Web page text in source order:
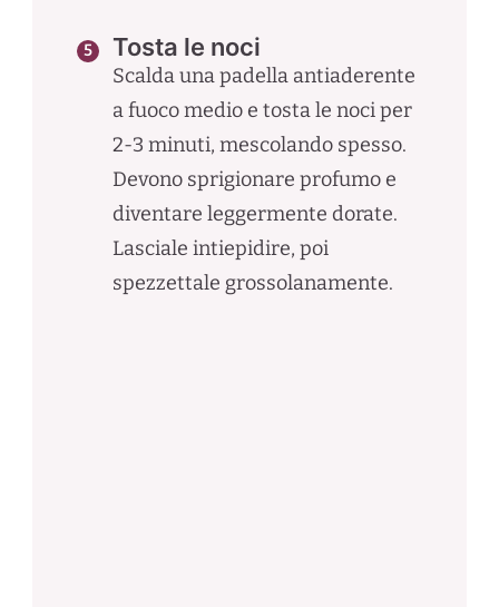
Tosta le noci
Scalda una padella antiaderente
a fuoco medio e tosta le noci per
2-3 minuti, mescolando spesso.
Devono sprigionare profumo e
diventare leggermente dorate.
Lasciale intiepidire, poi
spezzettale grossolanamente.